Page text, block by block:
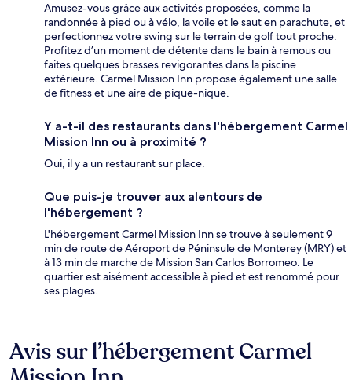
Amusez-vous grâce aux activités proposées, comme la
randonnée à pied ou à vélo, la voile et le saut en parachute, et
perfectionnez votre swing sur le terrain de golf tout proche.
Profitez d’un moment de détente dans le bain à remous ou
faites quelques brasses revigorantes dans la piscine
extérieure. Carmel Mission Inn propose également une salle
de fitness et une aire de pique-nique.
Y a-t-il des restaurants dans l'hébergement Carmel
Mission Inn ou à proximité ?
Oui, il y a un restaurant sur place.
Que puis-je trouver aux alentours de
l'hébergement ?
L'hébergement Carmel Mission Inn se trouve à seulement 9
min de route de Aéroport de Péninsule de Monterey (MRY) et
à 13 min de marche de Mission San Carlos Borromeo. Le
quartier est aisément accessible à pied et est renommé pour
ses plages.
Avis
Avis sur l’hébergement Carmel